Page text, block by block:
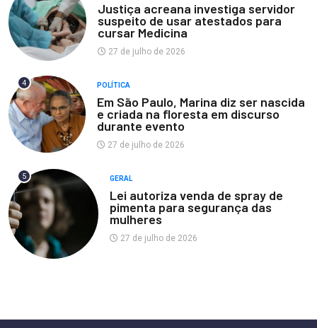
Justiça acreana investiga servidor
suspeito de usar atestados para
cursar Medicina
27 de julho de 2026
4 POLÍTICA
Em São Paulo, Marina diz ser nascida
e criada na floresta em discurso
durante evento
27 de julho de 2026
5 GERAL
Lei autoriza venda de spray de
pimenta para segurança das
mulheres
27 de julho de 2026